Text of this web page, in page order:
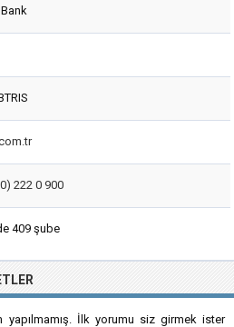
222 0 900
409 şube
İlk yorumu siz girmek ister